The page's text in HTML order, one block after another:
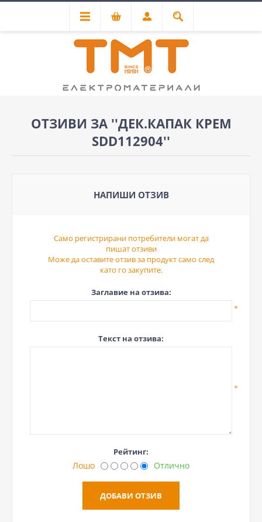
ОТЗИВИ ЗА ДЕК.КАПАК КРЕМ
SDD112904
НАПИШИ ОТЗИВ
Само регистрирани потребители могат да
пишат отзиви
Може да оставите отзив за продукт само след
като го закупите.
Заглавие на отзива:
*
Текст на отзива:
*
Рейтинг:
Лошо Отлично